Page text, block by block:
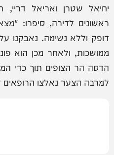
יחיאל שטרן ואריאל דריי,
ראשונים לדירה, סיפרו:
דופק וללא נשימה. נאבקנו על
ממושכות, ולאחר מכן הוא
הדסה הר הצופים תוך כדי
למרבה הצער נאלצו